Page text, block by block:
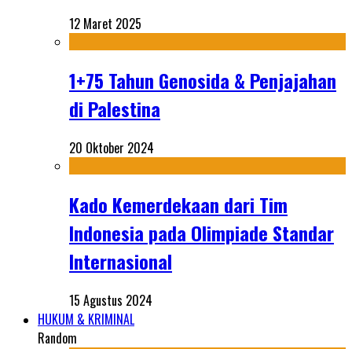
12 Maret 2025
1+75 Tahun Genosida & Penjajahan
di Palestina
20 Oktober 2024
Kado Kemerdekaan dari Tim
Indonesia pada Olimpiade Standar
Internasional
15 Agustus 2024
HUKUM & KRIMINAL
Random